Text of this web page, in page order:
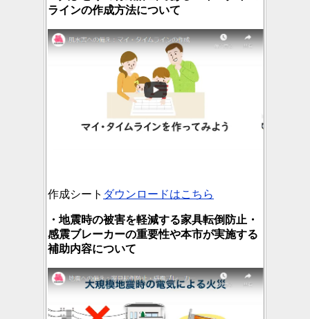
ラインの作成方法について
作成シート ダウンロードはこちら
・地震時の被害を軽減する家具転倒防止・
感震ブレーカーの重要性や本市が実施する
補助内容について